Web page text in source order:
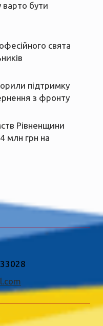
бути
свята
підтримку
з фронту
Рівненщини
млн грн на